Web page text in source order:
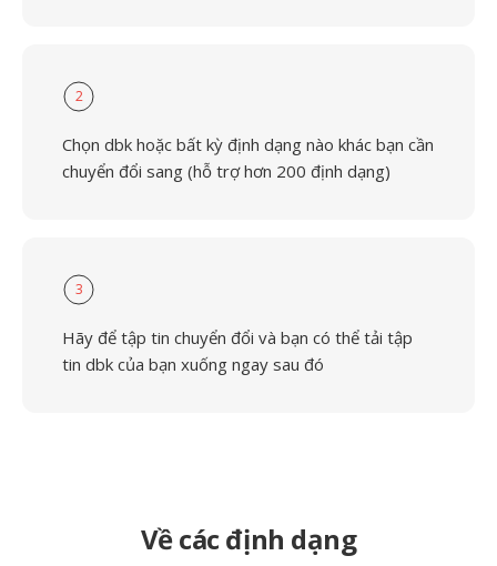
2
Chọn dbk hoặc bất kỳ định dạng nào khác bạn cần
chuyển đổi sang (hỗ trợ hơn 200 định dạng)
3
Hãy để tập tin chuyển đổi và bạn có thể tải tập
tin dbk của bạn xuống ngay sau đó
Về các định dạng